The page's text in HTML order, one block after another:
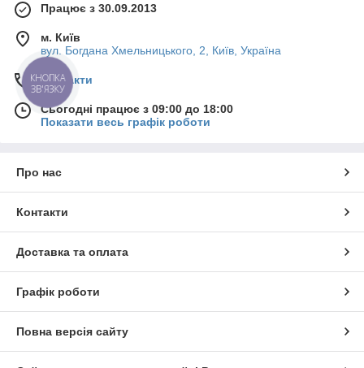
Працює з 30.09.2013
м. Київ
вул. Богдана Хмельницького, 2, Київ, Україна
Контакти
Сьогодні працює з 09:00 до 18:00
Показати весь графік роботи
Про нас
Контакти
Доставка та оплата
Графік роботи
Повна версія сайту
КНОПКА
ЗВ'ЯЗКУ